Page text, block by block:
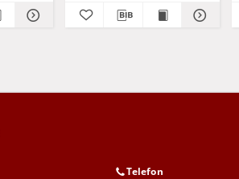
Telefon